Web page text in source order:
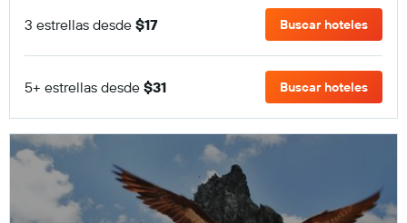
3 estrellas desde $17 Buscar hoteles
5+ estrellas desde $31 Buscar hoteles